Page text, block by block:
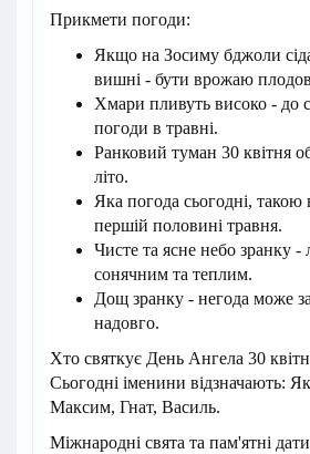
Прикмети погоди:
Якщо на Зосиму бджоли
вишні - бути врожаю
Хмари пливуть високо - до
погоди в травні.
Ранковий туман 30 квітня
літо.
Яка погода сьогодні, такою
першій половині травня.
Чисте та ясне небо зранку -
сонячним та теплим.
Дощ зранку - негода може
надовго.
Хто святкує День Ангела 30
Сьогодні іменини відзначають:
Максим, Гнат, Василь.
Міжнародні свята та пам'ятні